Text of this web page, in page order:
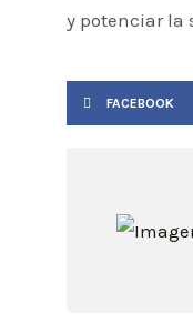
y potenciar la
FACEBOOK